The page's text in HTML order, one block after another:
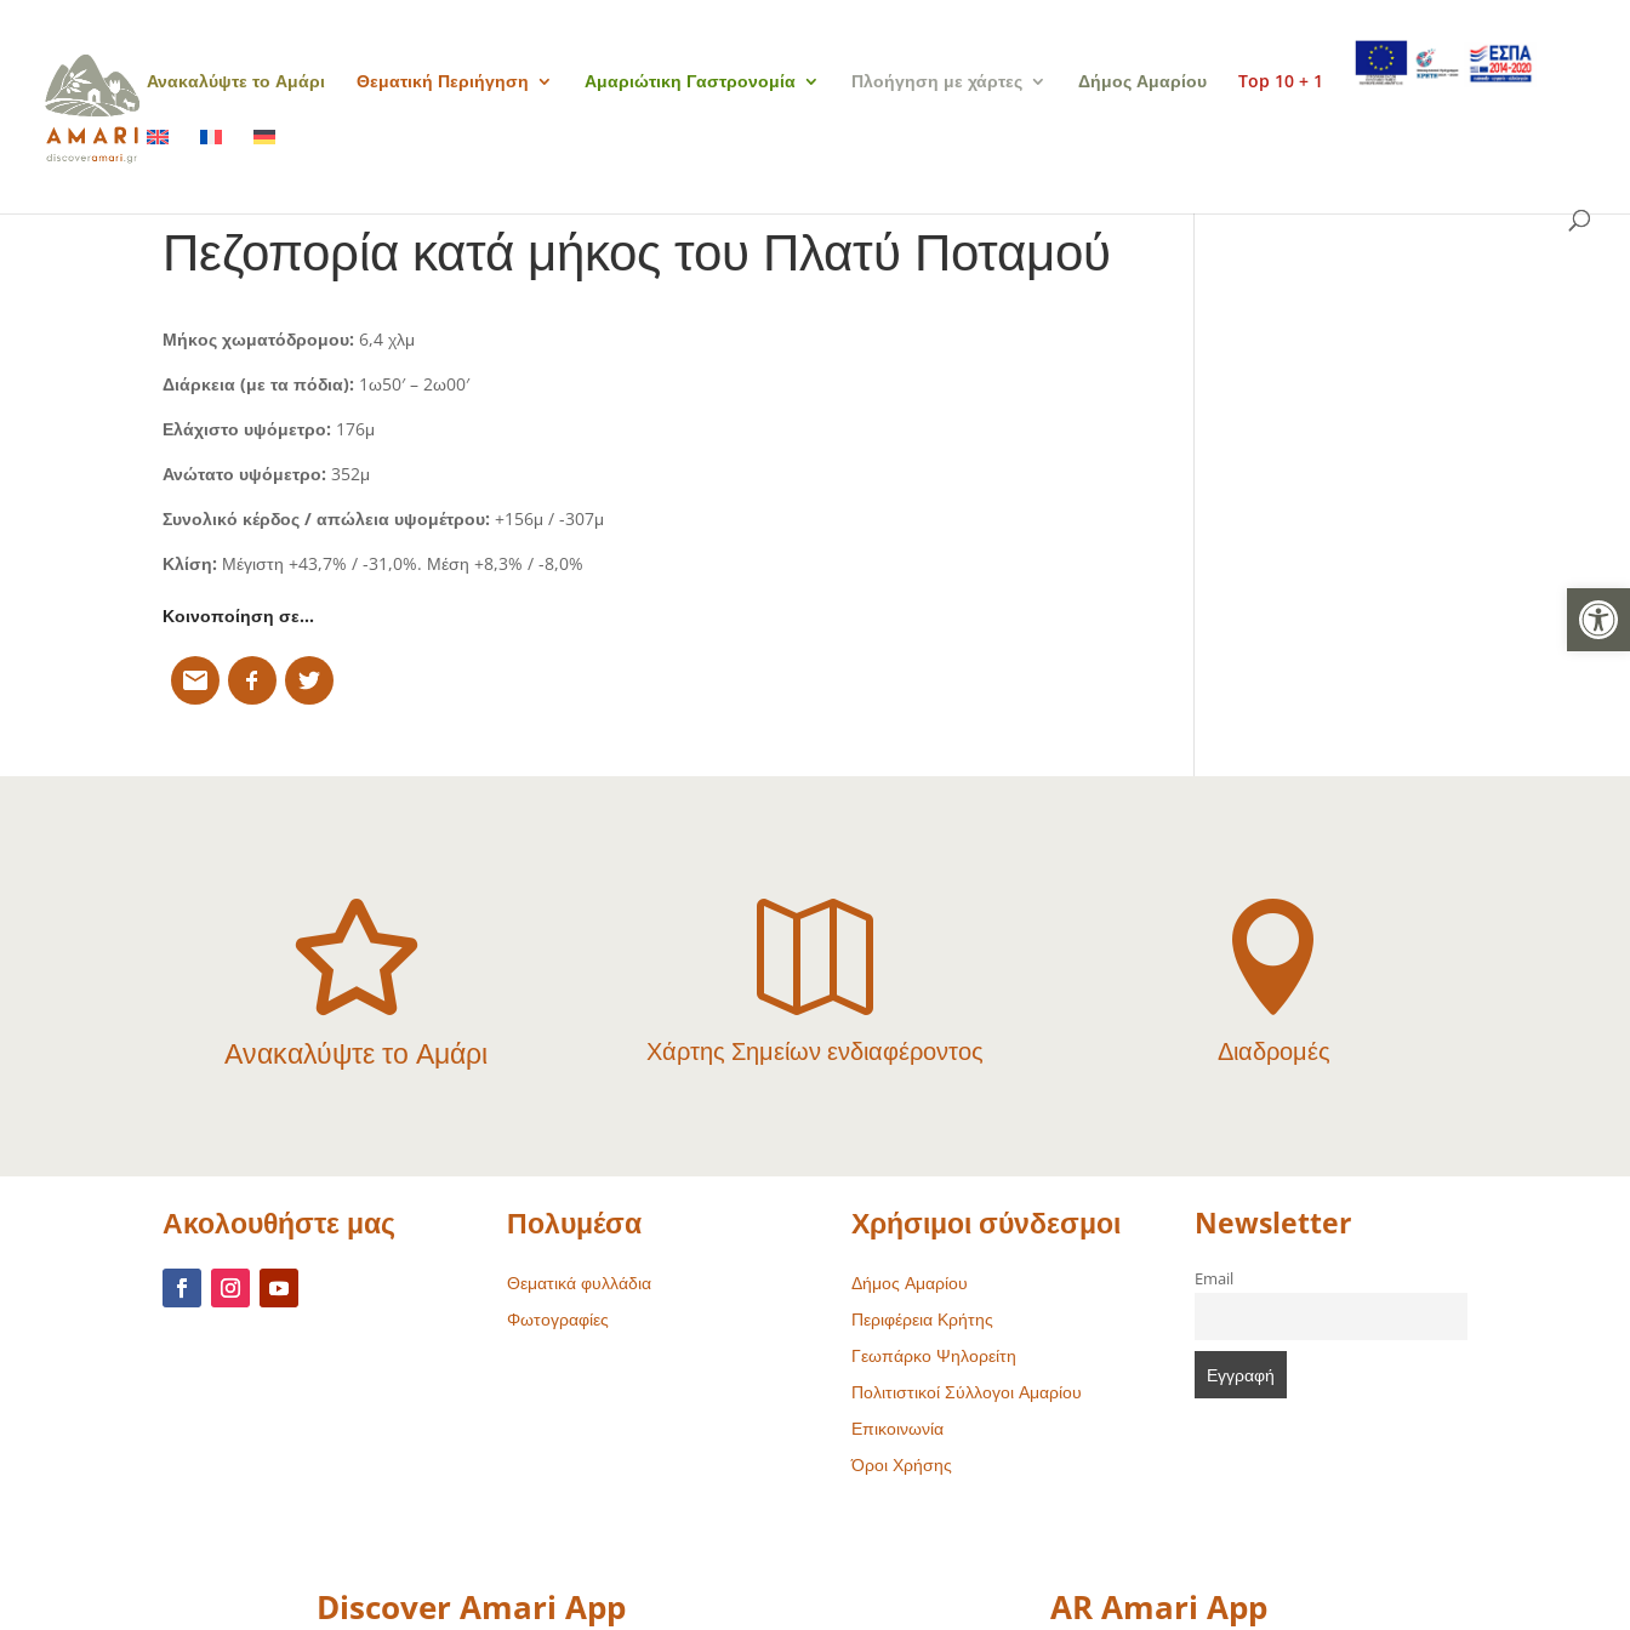
Ανακαλύψτε το Αμάρι Θεματική Περιήγηση Αμαριώτικη Γαστρονομία Πλοήγηση με χάρτες Δήμος Αμαρίου Top 10 + 1
Πεζοπορία κατά μήκος του Πλατύ Ποταμού
Μήκος χωματόδρομου: 6,4 χλμ
Διάρκεια (με τα πόδια): 1ω50′ – 2ω00′
Ελάχιστο υψόμετρο: 176μ
Ανώτατο υψόμετρο: 352μ
Συνολικό κέρδος / απώλεια υψομέτρου: +156μ / -307μ
Κλίση: Μέγιστη +43,7% / -31,0%. Μέση +8,3% / -8,0%
Κοινοποίηση σε…

Ανακαλύψτε το Αμάρι

Χάρτης Σημείων ενδιαφέροντος

Διαδρομές
Ακολουθήστε μας Πολυμέσα
Θεματικά φυλλάδια
Φωτογραφίες
Χρήσιμοι σύνδεσμοι
Δήμος Αμαρίου
Περιφέρεια Κρήτης
Γεωπάρκο Ψηλορείτη
Πολιτιστικοί Σύλλογοι Αμαρίου
Επικοινωνία
Όροι Χρήσης
Newsletter
Email
Discover Amari App AR Amari App